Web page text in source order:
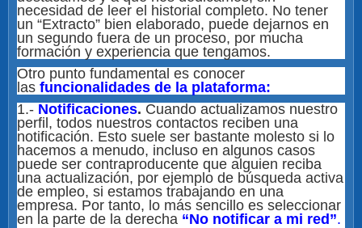
necesidad de leer el historial completo. No tener
un “Extracto” bien elaborado, puede dejarnos en
un segundo fuera de un proceso, por mucha
formación y experiencia que tengamos.
Otro punto fundamental es conocer
las funcionalidades de la plataforma:
1.- Notificaciones. Cuando actualizamos nuestro
perfil, todos nuestros contactos reciben una
notificación. Esto suele ser bastante molesto si lo
hacemos a menudo, incluso en algunos casos
puede ser contraproducente que alguien reciba
una actualización, por ejemplo de búsqueda activa
de empleo, si estamos trabajando en una
empresa. Por tanto, lo más sencillo es seleccionar
en la parte de la derecha “No notificar a mi red”.